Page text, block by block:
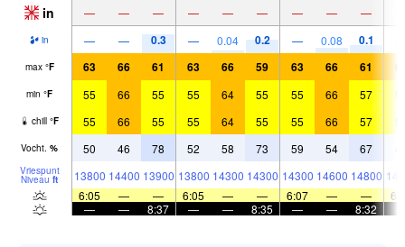
in — — — — — — — — —
in — — 0.3 — 0.04 0.2 — 0.08 0.1
max °F 63 66 61 63 66 59 63 66 61
min °F 55 66 55 55 64 55 55 66 57
chill °F 55 66 55 55 64 55 55 66 57
Vocht. % 50 46 78 52 58 73 59 54 67
Vriespunt
Niveau ft 13800 14400 13900 13800 14300 14300 14300 14600 14800
6:05
— — 6:05 — — 6:07 — —
—
— 8:37 — — 8:35 — — 8:32